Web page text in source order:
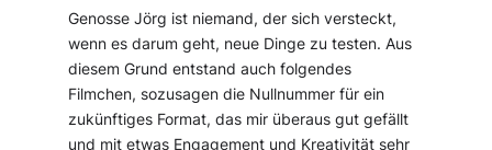
Genosse Jörg ist niemand, der sich versteckt,
wenn es darum geht, neue Dinge zu testen. Aus
diesem Grund entstand auch folgendes
Filmchen, sozusagen die Nullnummer für ein
zukünftiges Format, das mir überaus gut gefällt
und mit etwas Engagement und Kreativität sehr